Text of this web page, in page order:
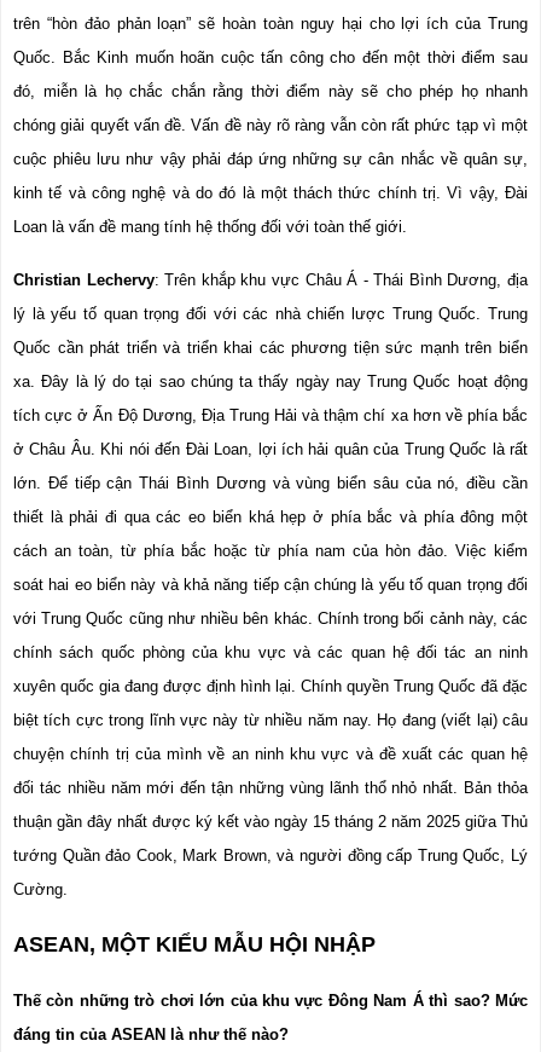
trên “hòn đảo phản loạn” sẽ hoàn toàn nguy hại cho lợi ích của Trung
Quốc. Bắc Kinh muốn hoãn cuộc tấn công cho đến một thời điểm sau
đó, miễn là họ chắc chắn rằng thời điểm này sẽ cho phép họ nhanh
chóng giải quyết vấn đề. Vấn đề này rõ ràng vẫn còn rất phức tạp vì một
cuộc phiêu lưu như vậy phải đáp ứng những sự cân nhắc về quân sự,
kinh tế và công nghệ và do đó là một thách thức chính trị. Vì vậy, Đài
Loan là vấn đề mang tính hệ thống đối với toàn thế giới.
Christian Lechervy: Trên khắp khu vực Châu Á - Thái Bình Dương, địa
lý là yếu tố quan trọng đối với các nhà chiến lược Trung Quốc. Trung
Quốc cần phát triển và triển khai các phương tiện sức mạnh trên biển
xa. Đây là lý do tại sao chúng ta thấy ngày nay Trung Quốc hoạt động
tích cực ở Ấn Độ Dương, Địa Trung Hải và thậm chí xa hơn về phía bắc
ở Châu Âu. Khi nói đến Đài Loan, lợi ích hải quân của Trung Quốc là rất
lớn. Để tiếp cận Thái Bình Dương và vùng biển sâu của nó, điều cần
thiết là phải đi qua các eo biển khá hẹp ở phía bắc và phía đông một
cách an toàn, từ phía bắc hoặc từ phía nam của hòn đảo. Việc kiểm
soát hai eo biển này và khả năng tiếp cận chúng là yếu tố quan trọng đối
với Trung Quốc cũng như nhiều bên khác. Chính trong bối cảnh này, các
chính sách quốc phòng của khu vực và các quan hệ đối tác an ninh
xuyên quốc gia đang được định hình lại. Chính quyền Trung Quốc đã đặc
biệt tích cực trong lĩnh vực này từ nhiều năm nay. Họ đang (viết lại) câu
chuyện chính trị của mình về an ninh khu vực và đề xuất các quan hệ
đối tác nhiều năm mới đến tận những vùng lãnh thổ nhỏ nhất. Bản thỏa
thuận gần đây nhất được ký kết vào ngày 15 tháng 2 năm 2025 giữa Thủ
tướng Quần đảo Cook, Mark Brown, và người đồng cấp Trung Quốc, Lý
Cường.
ASEAN, MỘT KIỂU MẪU HỘI NHẬP
Thế còn những trò chơi lớn của khu vực Đông Nam Á thì sao? Mức
đáng tin của ASEAN là như thế nào?